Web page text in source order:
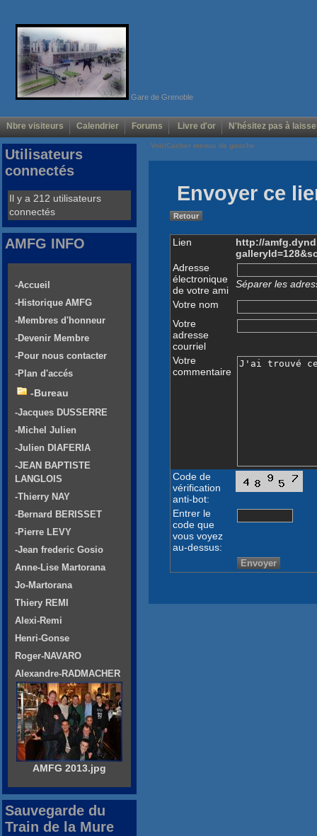
Gare de Grenoble
Nbre visiteurs Calendrier Forums Livre d'or N'hésitez pas à
Voir/Cacher menus de gauche
Envoyer ce
Retour
Lien
http://
Adresse
électronique
de votre ami
Séparer les
Votre nom
Votre
adresse
courriel
Votre
commentaire
Code de
vérification
anti-bot:
Entrer le
code que
vous voyez
au-dessus:
Utilisateurs
connectés
Il y a 212 utilisateurs
connectés
AMFG INFO
-Accueil
-Historique AMFG
-Membres d'honneur
-Devenir Membre
-Pour nous contacter
-Plan d'accés
-Bureau
-Jacques DUSSERRE
-Michel Julien
-Julien DIAFERIA
-JEAN BAPTISTE
LANGLOIS
-Thierry NAY
-Bernard BERISSET
-Pierre LEVY
-Jean frederic Gosio
Anne-Lise Martorana
Jo-Martorana
Thiery REMI
Alexi-Remi
Henri-Gonse
Roger-NAVARO
Alexandre-RADMACHER
AMFG 2013.jpg
Sauvegarde du
Train de la Mure